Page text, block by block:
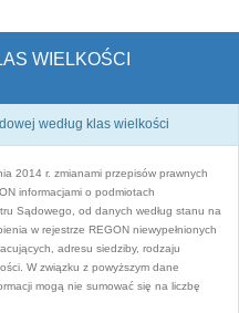
WIELKOŚCI
według klas wielkości
2014 r. zmianami przepisów prawnych
informacjami o podmiotach
Sądowego, od danych według stanu na
w rejestrze REGON niewypełnionych
adresu siedziby, rodzaju
W związku z powyższym dane
mogą nie sumować się na liczbę